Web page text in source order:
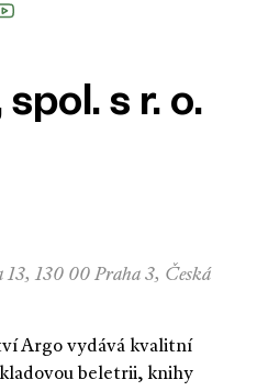
s r. o.
130 00 Praha 3, Česká
Argo vydává kvalitní
beletrii, knihy